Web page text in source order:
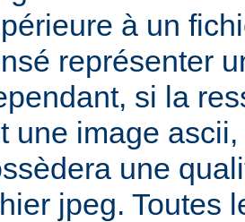
à un
représenter
si la
une image
une
jpeg. Toutes